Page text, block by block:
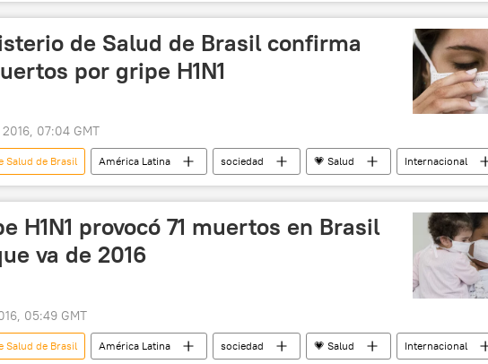
Brasil COVID-19 coronavirus
coronavirus en América Latina
de Salud de Brasil confirma
por gripe H1N1
07:04 GMT
Salud de Brasil América Latina sociedad 💗 Salud
Internacional
H1N1 noticias
H1N1 provocó 71 muertos en Brasil
va de 2016
05:49 GMT
Salud de Brasil América Latina sociedad 💗 Salud
Internacional